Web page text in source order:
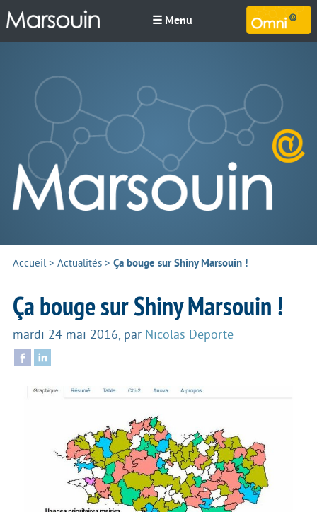
☰ Menu
Accueil> Actualités > Ça bouge sur Shiny Marsouin !
Ça bouge sur Shiny Marsouin !
mardi 24 mai 2016, par Nicolas Deporte